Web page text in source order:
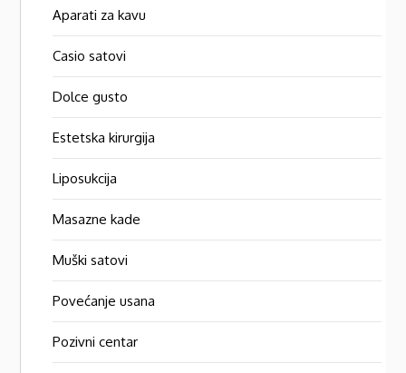
Aparati za kavu
Casio satovi
Dolce gusto
Estetska kirurgija
Liposukcija
Masazne kade
Muški satovi
Povećanje usana
Pozivni centar